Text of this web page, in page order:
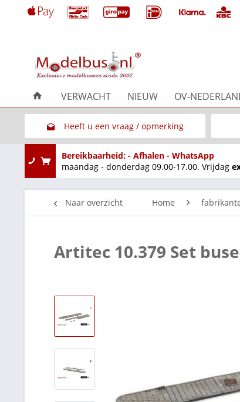
VERWACHT NIEUW OV-
Heeft u een vraag / opmerking
Link naar het contactformulier
Bereikbaarheid: - Afhalen - WhatsApp
maandag - donderdag 09.00-17.00. Vrijdag
Naar overzicht Home
Artitec 10.379 Set